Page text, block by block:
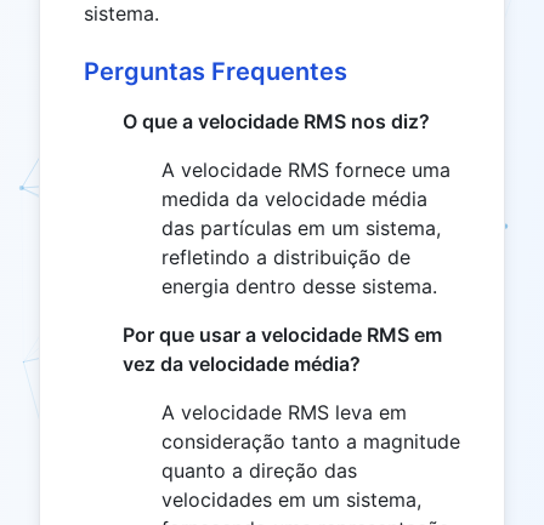
sistema.
Perguntas Frequentes
O que a velocidade RMS nos diz?
A velocidade RMS fornece uma
medida da velocidade média
das partículas em um sistema,
refletindo a distribuição de
energia dentro desse sistema.
Por que usar a velocidade RMS em
vez da velocidade média?
A velocidade RMS leva em
consideração tanto a magnitude
quanto a direção das
velocidades em um sistema,